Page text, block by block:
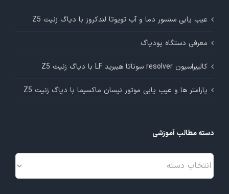
عیب یابی سنسور دما و آب تویوتا لندکروز با دیاگ زنیت Z5
معرفی دستگاه یودیاگ
کالیبراسیون resolver سوناتا هیبرید LF با دیاگ زنیت Z5
پارامتر ها و عیب یابی موتور نیسان ماکسیما با دیاگ زنیت Z5
دسته مطالب آموزشی
دسته